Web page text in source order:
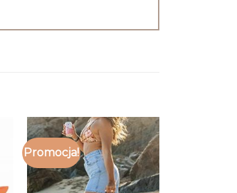
Promocja!